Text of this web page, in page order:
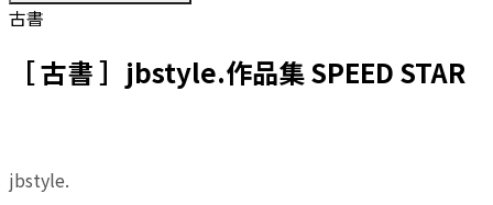
古書
［ 古書 ］jbstyle.作品集 SPEED STAR
jbstyle.